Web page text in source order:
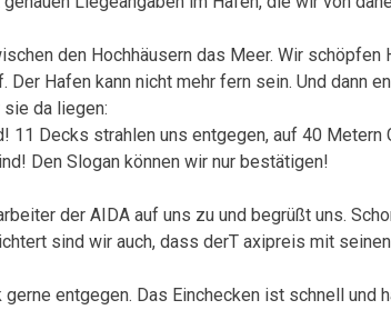
den Hochhäusern das Meer. Wir schöpfen
Hafen kann nicht mehr fern sein. Und dann
sie da liegen:
11 Decks strahlen uns entgegen, auf 40 Metern
Den Slogan können wir nur bestätigen!
der AIDA auf uns zu und begrüßt uns.
sind wir auch, dass derT axipreis mit
entgegen. Das Einchecken ist schnell